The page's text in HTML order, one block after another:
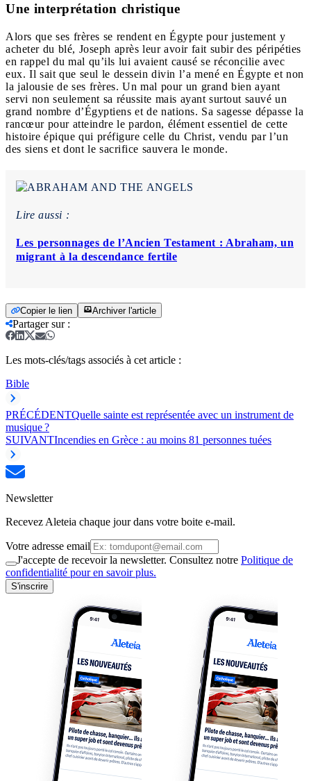
Une interprétation christique
Alors que ses frères se rendent en Égypte pour justement y
acheter du blé, Joseph après leur avoir fait subir des péripéties
en rappel du mal qu’ils lui avaient causé se réconcilie avec
eux. Il sait que seul le dessein divin l’a mené en Égypte et non
la jalousie de ses frères. Un mal pour un grand bien ayant
servi non seulement sa réussite mais ayant surtout sauvé un
grand nombre d’Égyptiens et de nations. Sa sagesse dépasse la
rancœur pour atteindre le pardon, élément essentiel de cette
histoire épique qui préfigure celle du Christ, vendu par l’un
des siens et dont le sacrifice sauvera le monde.
Lire aussi :
Les personnages de l’Ancien Testament : Abraham, un
migrant à la descendance fertile
Copier le lien Archiver l'article
Partager sur:
Les mots-clés/tags associés à cet article :
Bible
PRÉCÉDENTQuelle sainte est représentée avec un instrument de
musique ?
SUIVANTIncendies en Grèce : au moins 81 personnes tuées
Newsletter
Recevez Aleteia chaque jour dans votre boite e-mail.
Votre adresse email
J'accepte de recevoir la newsletter. Consultez notre Politique de
confidentialité pour en savoir plus.
S'inscrire